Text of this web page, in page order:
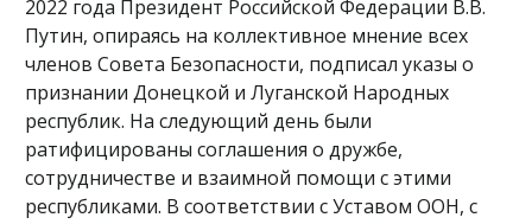
2022 года Президент Российской Федерации В.В.
Путин, опираясь на коллективное мнение всех
членов Совета Безопасности, подписал указы о
признании Донецкой и Луганской Народных
республик. На следующий день были
ратифицированы соглашения о дружбе,
сотрудничестве и взаимной помощи с этими
республиками. В соответствии с Уставом ООН, с